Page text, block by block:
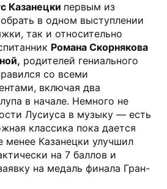
Казанецки первым из
в одном выступлении
так и относительно
Романа Скорнякова
родителей гениального
со всеми
включая два
в начале. Немного не
Лусиуса в музыку — есть
классика пока дается
менее Казанецки улучшил
на 7 баллов и
на медаль финала Гран-